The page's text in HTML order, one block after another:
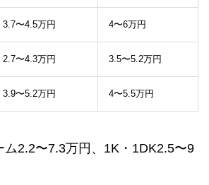
3.7〜4.5万円 4〜6万円
2.7〜4.3万円 3.5〜5.2万円
3.9〜5.2万円 4〜5.5万円
ム2.2〜7.3万円、1K・1DK2.5〜9